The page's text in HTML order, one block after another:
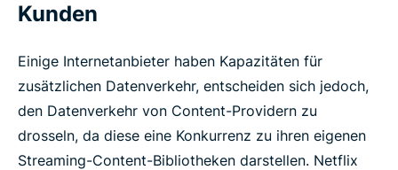
Kunden
Einige Internetanbieter haben Kapazitäten für
zusätzlichen Datenverkehr, entscheiden sich jedoch,
den Datenverkehr von Content-Providern zu
drosseln, da diese eine Konkurrenz zu ihren eigenen
Streaming-Content-Bibliotheken darstellen. Netflix